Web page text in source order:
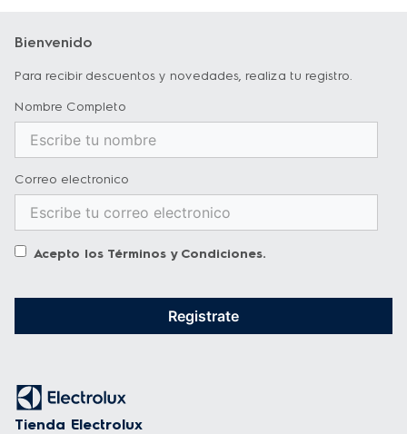
Bienvenido
Para recibir descuentos y novedades, realiza tu registro.
Nombre Completo
Correo electronico
Acepto los Términos y Condiciones.
Registrate
Tienda Electrolux